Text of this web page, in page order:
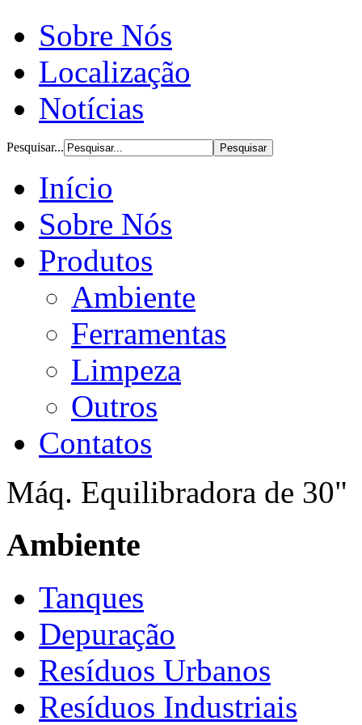
Sobre Nós
Localização
Notícias
Pesquisar...
Início
Sobre Nós
Produtos
Ambiente
Ferramentas
Limpeza
Outros
Contatos
Máq. Equilibradora de 30"
Ambiente
Tanques
Depuração
Resíduos Urbanos
Resíduos Industriais